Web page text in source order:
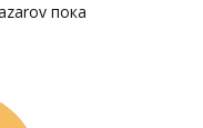
пока